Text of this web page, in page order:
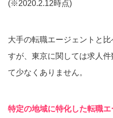
(※2020.2.12時点)
大手の転職エージェントと
すが、東京に関しては求人
て少なくありません。
特定の地域に特化した転職エ